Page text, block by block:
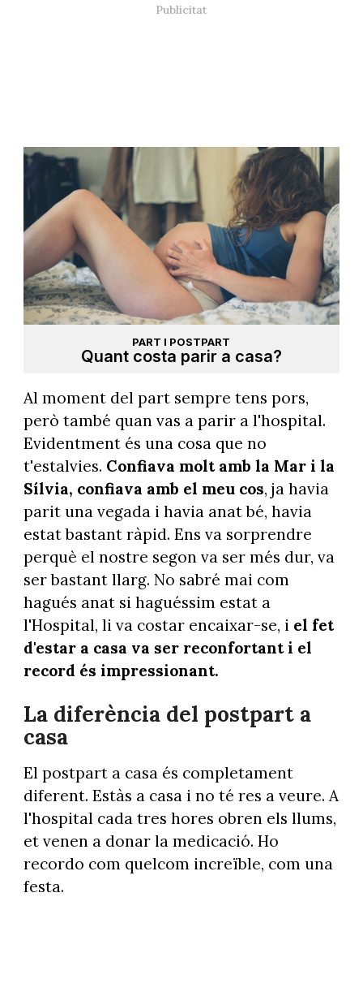
PART I POSTPART
Quant costa parir a casa?
Al moment del part sempre tens pors,
però també quan vas a parir a l'hospital.
Evidentment és una cosa que no
t'estalvies. Confiava molt amb la Mar i la
Sílvia, confiava amb el meu cos, ja havia
parit una vegada i havia anat bé, havia
estat bastant ràpid. Ens va sorprendre
perquè el nostre segon va ser més dur, va
ser bastant llarg. No sabré mai com
hagués anat si haguéssim estat a
l'Hospital, li va costar encaixar-se, i el fet
d'estar a casa va ser reconfortant i el
record és impressionant.
La diferència del postpart a
casa
El postpart a casa és completament
diferent. Estàs a casa i no té res a veure. A
l'hospital cada tres hores obren els llums,
et venen a donar la medicació. Ho
recordo com quelcom increïble, com una
festa.